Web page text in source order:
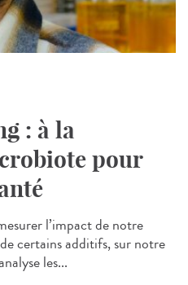
: à la
pour
l’impact de notre
certains additifs, sur notre
les...